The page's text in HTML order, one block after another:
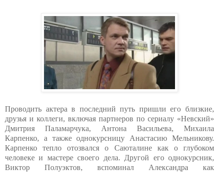
Проводить актера в последний путь пришли его близкие,
друзья и коллеги, включая партнеров по сериалу «Невский»
Дмитрия Паламарчука, Антона Васильева, Михаила
Карпенко, а также однокурсницу Анастасию Мельникову.
Карпенко тепло отозвался о Саюталине как о глубоком
человеке и мастере своего дела. Другой его однокурсник,
Виктор Полуэктов, вспоминал Александра как